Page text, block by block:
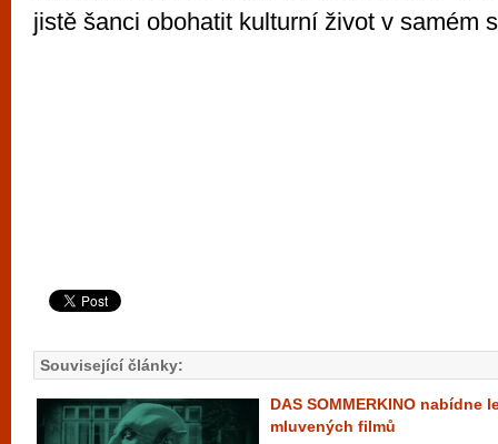
jistě šanci obohatit kulturní život v samém
Související články:
DAS SOMMERKINO nabídne
mluvených filmů